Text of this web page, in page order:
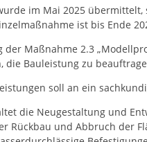
im Mai 2025
ist bis Ende
Maßnahme 2.3
die Bauleistung zu
soll an ein
die Neugestaltung und
Rückbau und Abbruch der